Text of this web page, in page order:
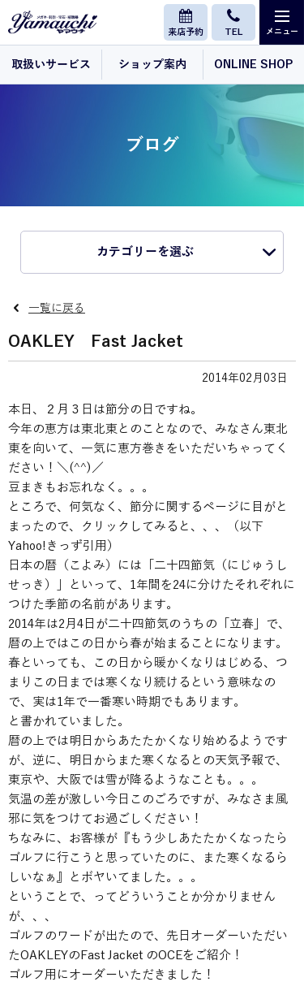
来店予約 TEL
取扱いサービス ショップ案内 ONLINE SHOP
ブログ
カテゴリーを選ぶ
一覧に戻る
OAKLEY Fast Jacket
2014年02月03日
本日、２月３日は節分の日ですね。
今年の恵方は東北東とのことなので、みなさん東北
東を向いて、一気に恵方巻きをいただいちゃってく
ださい！＼(^^)／
豆まきもお忘れなく。。。
ところで、何気なく、節分に関するページに目がと
まったので、クリックしてみると、、、（以下
Yahoo!きっず引用）
日本の暦（こよみ）には「二十四節気（にじゅうし
せっき）」といって、1年間を24に分けたそれぞれに
つけた季節の名前があります。
2014年は2月4日が二十四節気のうちの「 立春 」で、
暦の上ではこの日から春が始まることになります。
春といっても、この日から暖かくなりはじめる、つ
まりこの日までは寒くなり続けるという意味なの
で、実は1年で一番寒い時期でもあります。
と書かれていました。
暦の上では明日からあたたかくなり始めるようです
が、逆に、明日からまた寒くなるとの天気予報で、
東京や、大阪では雪が降るようなことも。。。
気温の差が激しい今日このごろですが、みなさま風
邪に気をつけてお過ごしください！
ちなみに、お客様が『もう少しあたたかくなったら
ゴルフに行こうと思っていたのに、また寒くなるら
しいなぁ』とボヤいてました。。。
ということで、ってどういうことか分かりません
が、、、
ゴルフのワードが出たので、先日オーダーいただい
たOAKLEYのFast Jacket のOCEをご紹介！
ゴルフ用にオーダーいただきました！